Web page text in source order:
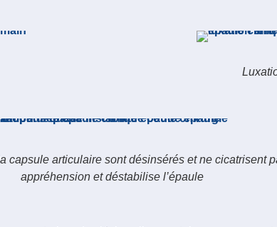
capsule articulaire sont désinsérés et ne cicatrisent
appréhension et déstabilise l’épaule